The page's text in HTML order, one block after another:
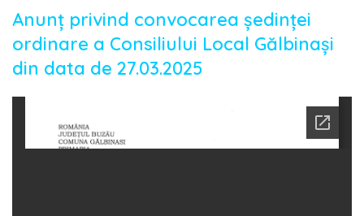
Anunț privind convocarea ședinței
ordinare a Consiliului Local Gălbinași
din data de 27.03.2025